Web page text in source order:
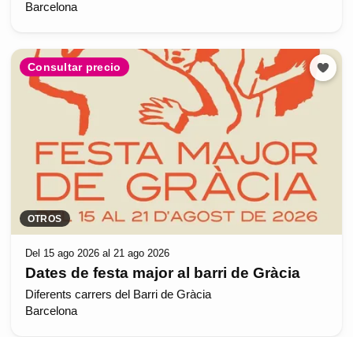
Barcelona
Consultar precio
OTROS
Del 15 ago 2026 al 21 ago 2026
Dates de festa major al barri de Gràcia
Diferents carrers del Barri de Gràcia
Barcelona